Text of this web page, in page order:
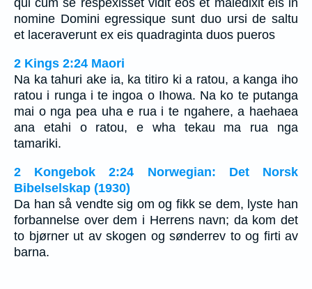
qui cum se respexisset vidit eos et maledixit eis in
nomine Domini egressique sunt duo ursi de saltu
et laceraverunt ex eis quadraginta duos pueros
2 Kings 2:24 Maori
Na ka tahuri ake ia, ka titiro ki a ratou, a kanga iho
ratou i runga i te ingoa o Ihowa. Na ko te putanga
mai o nga pea uha e rua i te ngahere, a haehaea
ana etahi o ratou, e wha tekau ma rua nga
tamariki.
2 Kongebok 2:24 Norwegian: Det Norsk
Bibelselskap (1930)
Da han så vendte sig om og fikk se dem, lyste han
forbannelse over dem i Herrens navn; da kom det
to bjørner ut av skogen og sønderrev to og firti av
barna.